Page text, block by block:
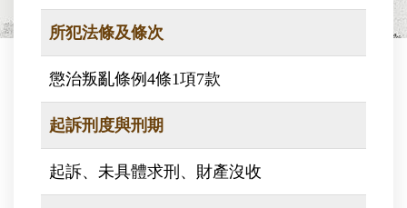
所犯法條及條次
懲治叛亂條例4條1項7款
起訴刑度與刑期
起訴、未具體求刑、財產沒收